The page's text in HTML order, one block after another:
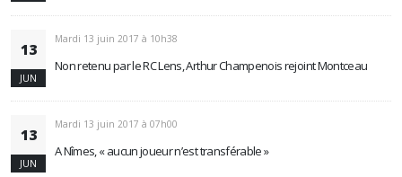
13
JUN
Mardi 13 juin 2017 à 10h38
Non retenu par le RC Lens, Arthur Champenois rejoint Montceau
13
JUN
Mardi 13 juin 2017 à 07h00
A Nîmes, « aucun joueur n’est transférable »